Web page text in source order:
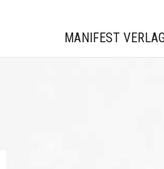
MANIFEST VERLAG